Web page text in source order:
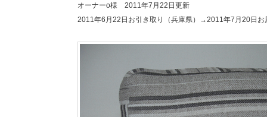
オーナーo様 2011年7月22日更新
2011年6月22日お引き取り（兵庫県）→2011年7月20日お